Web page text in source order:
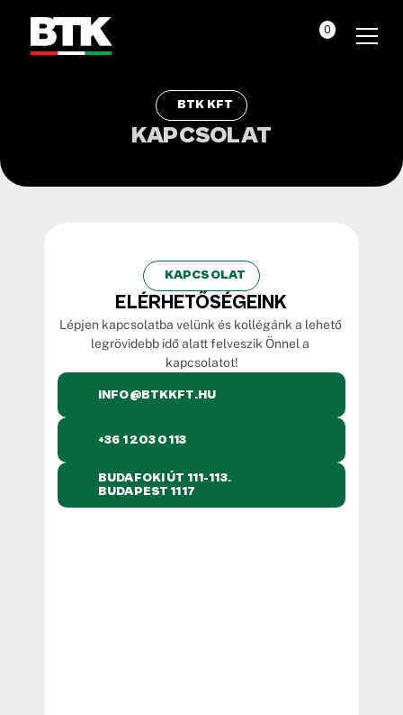
BTK KFT
KAPCSOLAT
KAPCSOLAT
ELÉRHETŐSÉGEINK
Lépjen kapcsolatba velünk és kollégánk a lehető
legrövidebb idő alatt felveszik Önnel a
kapcsolatot!
INFO@BTKKFT.HU
+36 1 203 0113
BUDAFOKI ÚT 111-113.
BUDAPEST 1117
0